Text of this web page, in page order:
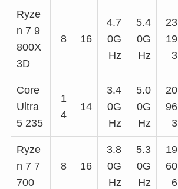
Ryze
n 7 9
800X
3D
8 16
4.7
0G
Hz
5.4
0G
Hz
23
19
3
Core
Ultra
5 235
1
4
14
3.4
0G
Hz
5.0
0G
Hz
20
96
3
Ryze
n 7 7
700
8 16
3.8
0G
Hz
5.3
0G
Hz
19
60
6